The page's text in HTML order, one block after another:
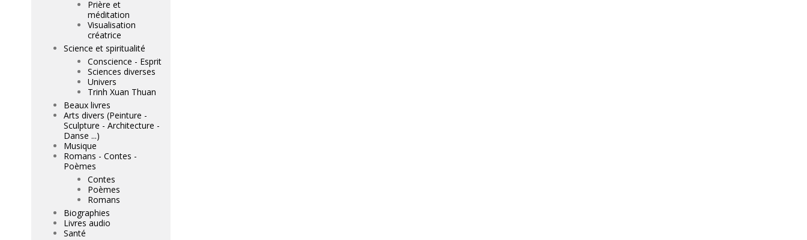
Prière et
méditation
Visualisation
créatrice
Science et spiritualité
Conscience - Esprit
Sciences diverses
Univers
Trinh Xuan Thuan
Beaux livres
Arts divers (Peinture -
Sculpture - Architecture -
Danse ...)
Musique
Romans - Contes -
Poèmes
Contes
Poèmes
Romans
Biographies
Livres audio
Santé